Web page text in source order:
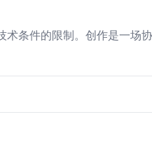
条件的限制。创作是一场